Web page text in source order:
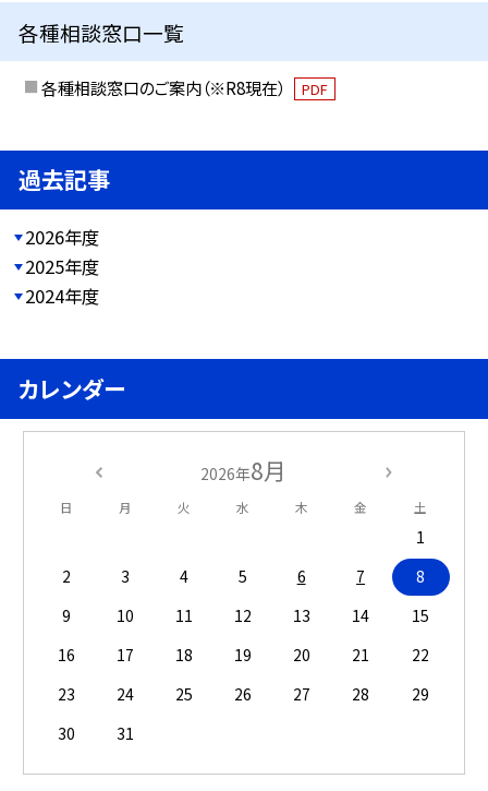
各種相談窓口一覧
各種相談窓口のご案内（※R8現在） PDF
過去記事
2026年度
2025年度
2024年度
カレンダー
2026年8月
日 月 火 水 木 金 土
1
2
3 4 5 6 7
8
9
10 11 12 13 14
15
16
17 18 19 20 21
22
23
24 25 26 27 28
29
30
31